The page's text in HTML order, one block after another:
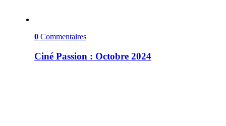
0 Commentaires
Ciné Passion : Octobre 2024